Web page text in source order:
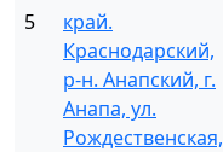
5
край.
Краснодарский,
р-н. Анапский, г.
Анапа, ул.
Рождественская,